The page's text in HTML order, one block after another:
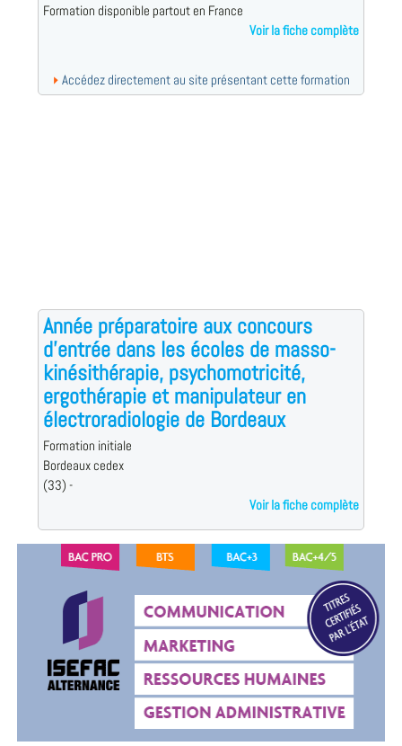
Formation disponible partout en France
Voir la fiche complète
Accédez directement au site présentant cette formation
Année préparatoire aux concours
d'entrée dans les écoles de masso-
kinésithérapie, psychomotricité,
ergothérapie et manipulateur en
électroradiologie de Bordeaux
Formation initiale
Bordeaux cedex
(33) -
Voir la fiche complète